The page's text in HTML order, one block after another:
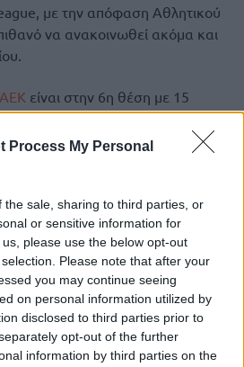
Process My Personal
the sale, sharing to third parties, or
or sensitive information for
please use the below opt-out
Please note that after your
you may continue seeing
on personal information utilized by
disclosed to third parties prior to
opt-out of the further
information by third parties on the
με την απόφαση Αθλητικού
να ανακοινωθεί ακόμα και
ΑΕΚ είναι στην 6η θέση με 15
στην Ένωση